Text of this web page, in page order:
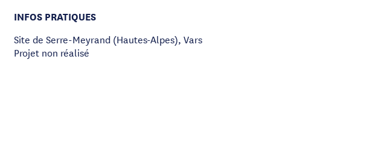
INFOS PRATIQUES
Site de Serre-Meyrand (Hautes-Alpes), Vars
Projet non réalisé